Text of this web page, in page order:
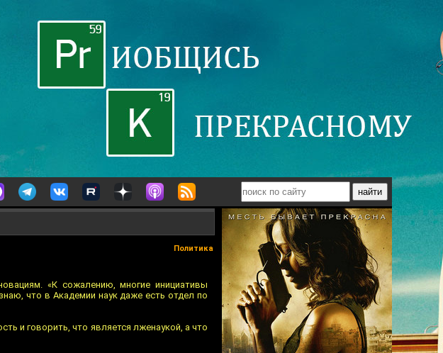
Политика
«К сожалению, многие инициативы
что в Академии наук даже есть отдел по
и говорить, что является лженаукой, а что